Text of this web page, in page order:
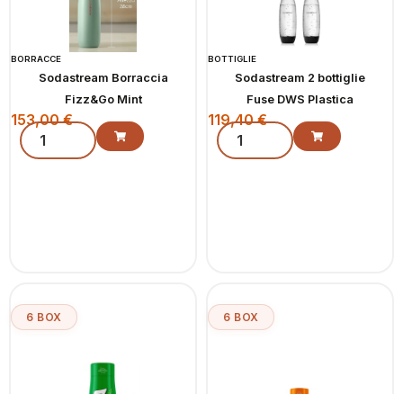
BORRACCE
Sodastream Borraccia
Fizz&Go Mint
153,00€
BOTTIGLIE
Sodastream 2 bottiglie
Fuse DWS Plastica
119,40€
6 BOX 6 BOX